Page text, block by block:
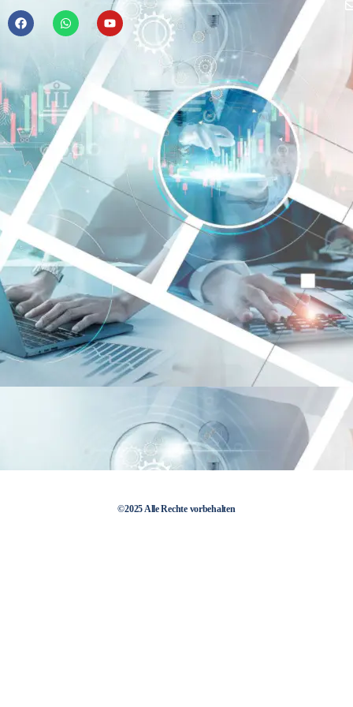
©2025 Alle Rechte vorbehalten